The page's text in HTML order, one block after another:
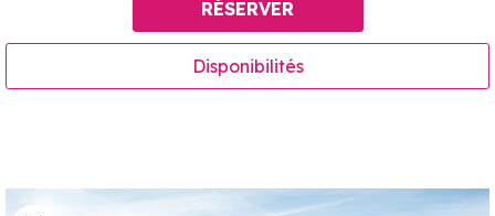
RÉSERVER
Disponibilités